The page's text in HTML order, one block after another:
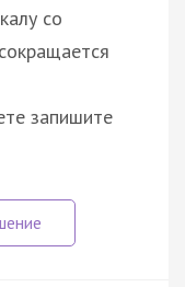
со
запишите